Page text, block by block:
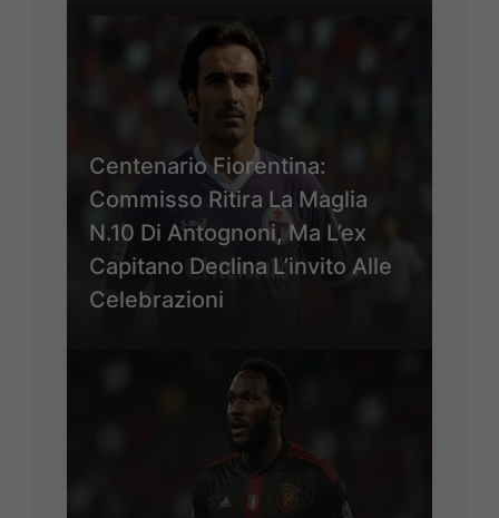
Centenario Fiorentina:
Commisso Ritira La Maglia
N.10 Di Antognoni, Ma L’ex
Capitano Declina L’invito Alle
Celebrazioni